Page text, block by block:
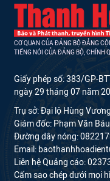
CƠ QUAN CỦA ĐẢNG BỘ ĐẢNG
TIẾNG NÓI CỦA ĐẢNG BỘ, CHÍNH
Giấy phép số: 383/GP-
ngày 29 tháng 07 năm
Trụ sở: Đại lộ Hùng
Giám đốc: Phạm Văn
Đường dây nóng:
Email:
Liên hệ Quảng cáo:
Cấm sao chép dưới mọi